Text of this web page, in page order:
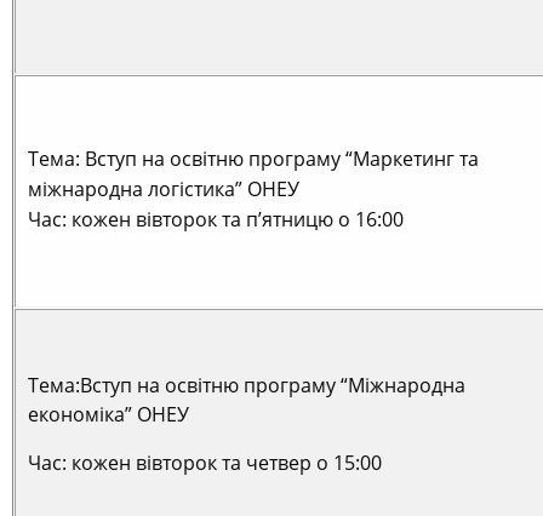
Тема: Вступ на освітню програму “Маркетинг та
міжнародна логістика” ОНЕУ
Час: кожен вівторок та п’ятницю о 16:00
Тема:Вступ на освітню програму “Міжнародна
економіка” ОНЕУ
Час: кожен вівторок та четвер о 15:00